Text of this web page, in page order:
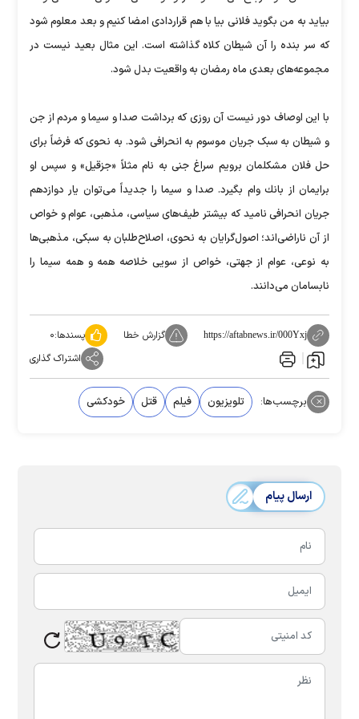
بیاید به من بگوید فلانی بیا با هم قراردادی امضا كنیم و بعد معلوم شود
كه سر بنده را آن شیطان كلاه گذاشته است. این مثال بعید نیست در
مجموعه‌های بعدی ماه رمضان به واقعیت بدل شود.
با این اوصاف دور نیست آن روزی كه برداشت صدا و سیما و مردم از جن
و شیطان به سبک جریان موسوم به انحرافی شود. به نحوی كه فرضاً برای
حل فلان مشكلمان برویم سراغ جنی به نام مثلاً «جزقیل» و سپس او
برایمان از بانك وام بگیرد. صدا و سیما را جدیداً می‌توان یار دوازدهم
جریان انحرافی نامید كه بیشتر طیف‌های سیاسی، مذهبی، عوام و خواص
از آن ناراضی‌اند؛ اصول‌گرایان به نحوی، اصلاح‌طلبان به سبكی، مذهبی‌ها
به نوعی، عوام از جهتی، خواص از سویی خلاصه همه و همه سیما را
نابسامان می‌دانند.
https://aftabnews.ir/000Yxj گزارش خطا پسندها:۰
اشتراک گذاری
برچسب‌ها: تلویزیون فیلم قتل خودکشی
ارسال پیام